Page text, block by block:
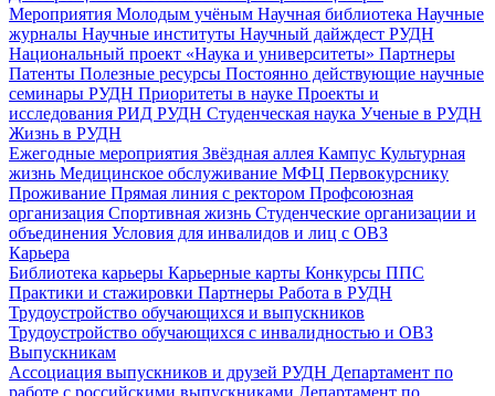
Мероприятия Молодым учёным Научная библиотека Научные
журналы Научные институты Научный дайждест РУДН
Национальный проект «Наука и университеты» Партнеры
Патенты Полезные ресурсы Постоянно действующие научные
семинары РУДН Приоритеты в науке Проекты и
исследования РИД РУДН Студенческая наука Ученые в РУДН
Жизнь в РУДН
Ежегодные мероприятия Звёздная аллея Кампус Культурная
жизнь Медицинское обслуживание МФЦ Первокурснику
Проживание Прямая линия с ректором Профсоюзная
организация Спортивная жизнь Студенческие организации и
объединения Условия для инвалидов и лиц с ОВЗ
Карьера
Библиотека карьеры Карьерные карты Конкурсы ППС
Практики и стажировки Партнеры Работа в РУДН
Трудоустройство обучающихся и выпускников
Трудоустройство обучающихся с инвалидностью и ОВЗ
Выпускникам
Ассоциация выпускников и друзей РУДН Департамент по
работе с российскими выпускниками Департамент по